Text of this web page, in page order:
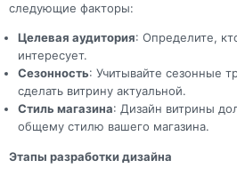
следующие факторы:
Целевая аудитория: Определите,
интересует.
Сезонность: Учитывайте сезонные
сделать витрину актуальной.
Стиль магазина: Дизайн витрины
общему стилю вашего магазина.
Этапы разработки дизайна